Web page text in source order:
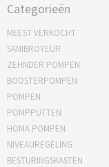
Categorieën
MEEST VERKOCHT
SANIBROYEUR
ZEHNDER POMPEN
BOOSTERPOMPEN
POMPEN
POMPPUTTEN
HOMA POMPEN
NIVEAUREGELING
BESTURINGSKASTEN